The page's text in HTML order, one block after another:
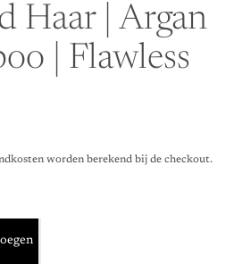
Haar | Argan
| Flawless
worden berekend bij de checkout.